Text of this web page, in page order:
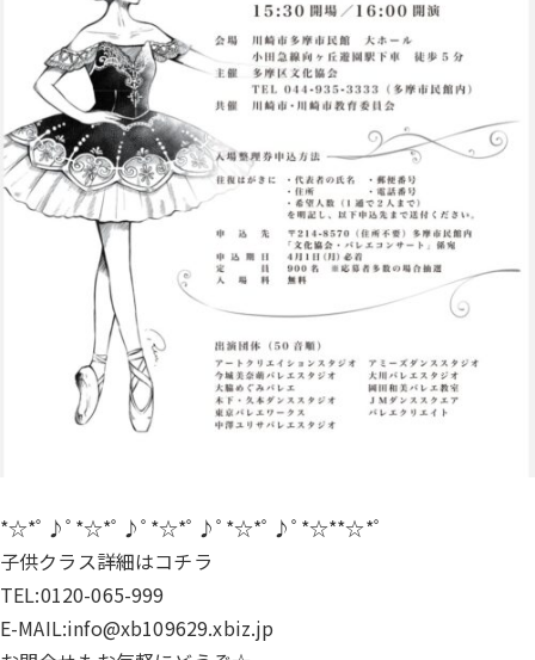
*☆*ﾟ♪ﾟ*☆*ﾟ♪ﾟ*☆*ﾟ♪ﾟ*☆*ﾟ♪ﾟ*☆**☆*ﾟ
子供クラス詳細はコチラ
TEL:0120-065-999
E-MAIL:info@xb109629.xbiz.jp